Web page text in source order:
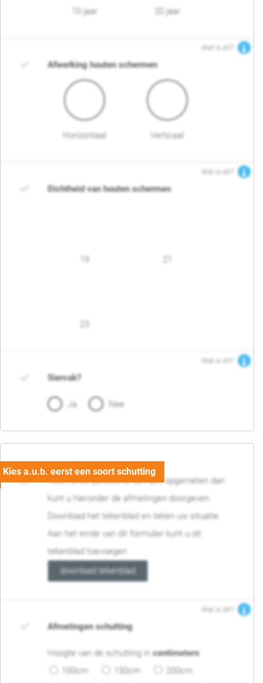
10 jaar
20 jaar
Wat is dit?
Afwerking houten schermen
Horizontaal Verticaal
Wat is dit?
Dichtheid van houten schermen
19
Wat is dit?
Siervak?
Ja Nee
04. Afmetingen
Heeft u uw perceel of tuin zelf opgemeten dan
kunt u hieronder de afmetingen doorgeven.
Download het tekenblad en teken uw situatie.
Aan het einde van dit formulier kunt u dit
tekenblad toevoegen
download tekenblad
Wat is dit?
Afmetingen schutting
Hoogte van de schutting incentimeters
100cm
150cm
200cm